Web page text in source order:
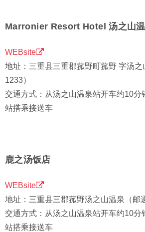
Marronier Resort Hotel 汤之山
WEBsite
地址：三重县三重郡菰野町菰野 字汤
1233）
交通方式：从汤之山温泉站开车约10分
站搭乘接送车
鹿之汤饭店
WEBsite
地址：三重县三郡菰野汤之山温泉（邮
交通方式：从汤之山温泉站开车约10分
站搭乘接送车